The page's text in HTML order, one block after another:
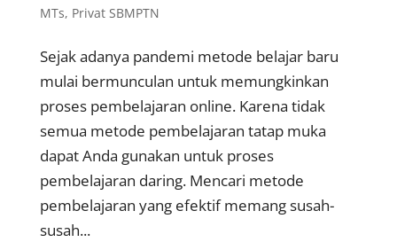
MTs, Privat SBMPTN
Sejak adanya pandemi metode belajar baru
mulai bermunculan untuk memungkinkan
proses pembelajaran online. Karena tidak
semua metode pembelajaran tatap muka
dapat Anda gunakan untuk proses
pembelajaran daring. Mencari metode
pembelajaran yang efektif memang susah-
susah...